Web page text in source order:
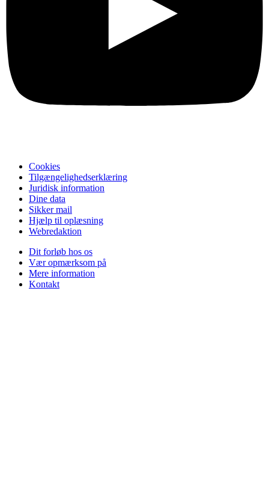
Cookies
Tilgængelighedserklæring
Juridisk information
Dine data
Sikker mail
Hjælp til oplæsning
Webredaktion
Dit forløb hos os
Vær opmærksom på
Mere information
Kontakt